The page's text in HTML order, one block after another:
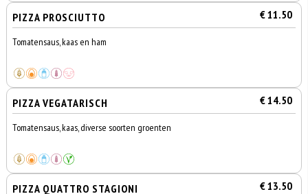
PIZZA PROSCIUTTO € 11.50
Tomatensaus, kaas en ham
PIZZA VEGATARISCH € 14.50
Tomatensaus, kaas, diverse soorten groenten
PIZZA QUATTRO STAGIONI € 13.50